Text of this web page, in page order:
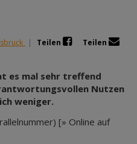
| Teilen
Teilen
es mal sehr treffend
Nutzen
weniger.
[» Online auf